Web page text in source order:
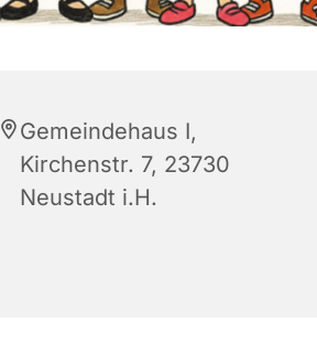
Gemeindehaus I,
Kirchenstr. 7, 23730
Neustadt i.H.